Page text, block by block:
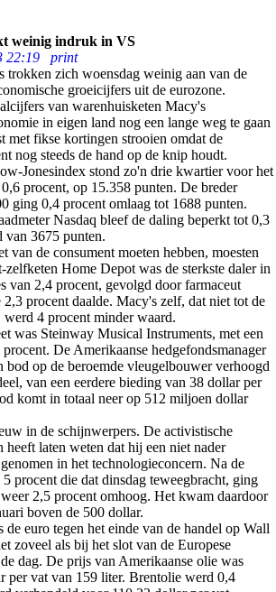
weinig indruk in VS
22:19
print
trokken zich woensdag weinig aan van de
groeicijfers uit de eurozone.
van warenhuisketen Macy's
in eigen land nog een lange weg te gaan
met fikse kortingen strooien omdat de
nog steeds de hand op de knip houdt.
Jonesindex stond zo'n drie kwartier voor het
procent, op 15.358 punten. De breder
ging 0,4 procent omlaag tot 1688 punten.
Nasdaq bleef de daling beperkt tot 0,3
van 3675 punten.
van de consument moeten hebben, moesten
zelfketen Home Depot was de sterkste daler in
van 2,4 procent, gevolgd door farmaceut
procent daalde. Macy's zelf, dat niet tot de
4 procent minder waard.
was Steinway Musical Instruments, met een
De Amerikaanse hedgefondsmanager
bod op de beroemde vleugelbouwer verhoogd
van een eerdere bieding van 38 dollar per
komt in totaal neer op 512 miljoen dollar
in de schijnwerpers. De activistische
heeft laten weten dat hij een niet nader
in het technologieconcern. Na de
procent die dat dinsdag teweegbracht, ging
2,5 procent omhoog. Het kwam daardoor
boven de 500 dollar.
euro tegen het einde van de handel op Wall
zoveel als bij het slot van de Europese
dag. De prijs van Amerikaanse olie was
per vat van 159 liter. Brentolie werd 0,4